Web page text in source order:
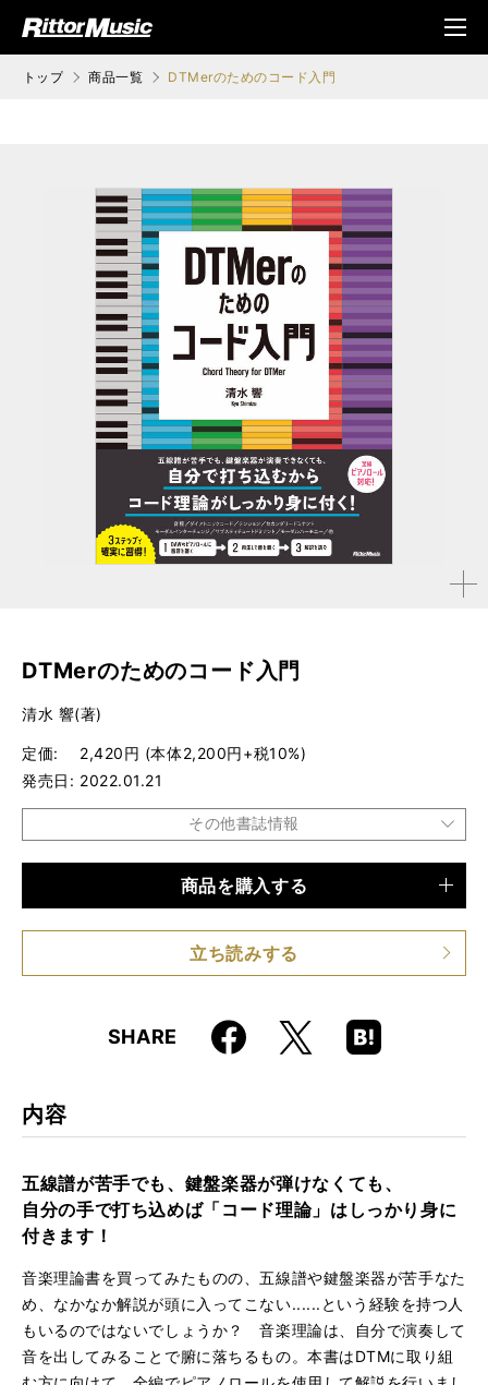
ジック (Rittor Musi
メニ
ュ
トップ 商品一覧 DTMerのためのコード入門
拡大す
DTMerのためのコード入門
清水 響(著)
定価
2,420円 (本体2,200円+税10%)
発売日
2022.01.21
その他書誌情報
仕様 B5変形判 / 192ページ
商品を購入する
立ち読みする
SHARE Faceboo
k
X
Hatena
Boo
内容
五線譜が苦手でも、鍵盤楽器が弾けなくても、
自分の手で打ち込めば「コード理論」はしっかり身に
付きます！
音楽理論書を買ってみたものの、五線譜や鍵盤楽器が苦手なた
め、なかなか解説が頭に入ってこない......という経験を持つ人
もいるのではないでしょうか？ 音楽理論は、自分で演奏して
音を出してみることで腑に落ちるもの。本書はDTMに取り組